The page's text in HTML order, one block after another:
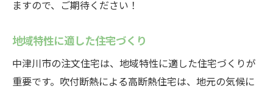
ますので、ご期待ください！
地域特性に適した住宅づくり
中津川市の注文住宅は、地域特性に適した住宅づくりが
重要です。吹付断熱による高断熱住宅は、地元の気候に